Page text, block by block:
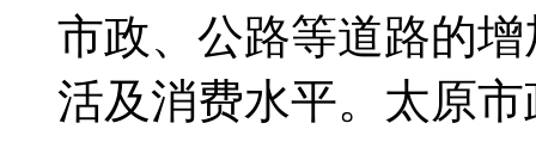
市政、公路等道路的
活及消费水平。太原市